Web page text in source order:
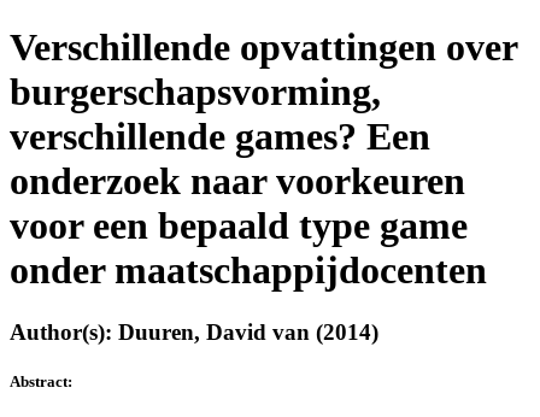
Verschillende opvattingen over
burgerschapsvorming,
verschillende games? Een
onderzoek naar voorkeuren
voor een bepaald type game
onder maatschappijdocenten
Author(s): Duuren, David van (2014)
Abstract: